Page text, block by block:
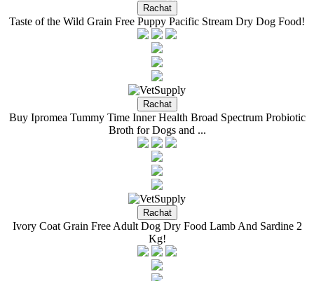
Taste of the Wild Grain Free Puppy Pacific Stream Dry Dog Food!
Buy Ipromea Tummy Time Inner Health Broad Spectrum Probiotic
Broth for Dogs and ...
Ivory Coat Grain Free Adult Dog Dry Food Lamb And Sardine 2
Kg!